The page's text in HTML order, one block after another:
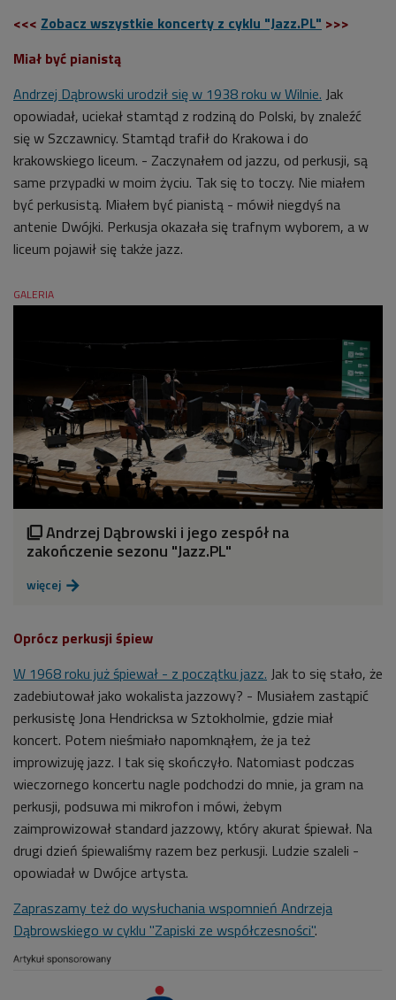
<<< Zobacz wszystkie koncerty z cyklu "Jazz.PL" >>>
Miał być pianistą
Andrzej Dąbrowski urodził się w 1938 roku w Wilnie. Jak
opowiadał, uciekał stamtąd z rodziną do Polski, by znaleźć
się w Szczawnicy. Stamtąd trafił do Krakowa i do
krakowskiego liceum. - Zaczynałem od jazzu, od perkusji, są
same przypadki w moim życiu. Tak się to toczy. Nie miałem
być perkusistą. Miałem być pianistą - mówił niegdyś na
antenie Dwójki. Perkusja okazała się trafnym wyborem, a w
liceum pojawił się także jazz.
GALERIA
 Andrzej Dąbrowski i jego zespół na
zakończenie sezonu "Jazz.PL"
więcej 
Oprócz perkusji śpiew
W 1968 roku już śpiewał - z początku jazz. Jak to się stało, że
zadebiutował jako wokalista jazzowy? - Musiałem zastąpić
perkusistę Jona Hendricksa w Sztokholmie, gdzie miał
koncert. Potem nieśmiało napomknąłem, że ja też
improwizuję jazz. I tak się skończyło. Natomiast podczas
wieczornego koncertu nagle podchodzi do mnie, ja gram na
perkusji, podsuwa mi mikrofon i mówi, żebym
zaimprowizował standard jazzowy, który akurat śpiewał. Na
drugi dzień śpiewaliśmy razem bez perkusji. Ludzie szaleli -
opowiadał w Dwójce artysta.
Zapraszamy też do wysłuchania wspomnień Andrzeja
Dąbrowskiego w cyklu "Zapiski ze współczesności".